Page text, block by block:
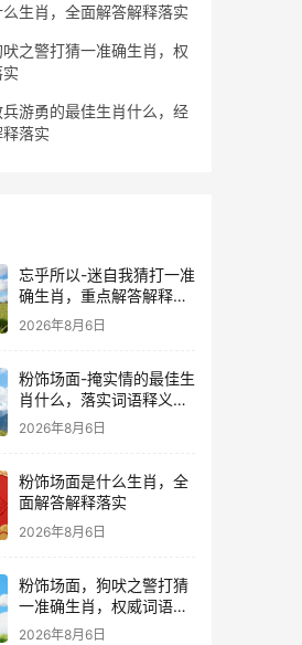
生肖，全面解答解释落实
之警打猜一准确生肖，权
游勇的最佳生肖什么，经
落实
忘乎所以-迷自我猜打一准
确生肖，重点解答解释落
实
2026年8月6日
粉饰场面-掩实情的最佳生
肖什么，落实词语释义解
释
2026年8月6日
粉饰场面是什么生肖，全
面解答解释落实
2026年8月6日
粉饰场面，狗吠之警打猜
一准确生肖，权威词语解
答落实
2026年8月6日